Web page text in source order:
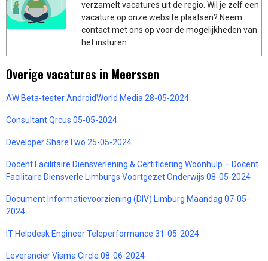
verzamelt vacatures uit de regio. Wil je zelf een
vacature op onze website plaatsen? Neem
contact met ons op voor de mogelijkheden van
het insturen.
Overige vacatures in Meerssen
AW Beta-tester AndroidWorld Media 28-05-2024
Consultant Qrcus 05-05-2024
Developer ShareTwo 25-05-2024
Docent Facilitaire Diensverlening & Certificering Woonhulp – Docent
Facilitaire Diensverle Limburgs Voortgezet Onderwijs 08-05-2024
Document Informatievoorziening (DIV) Limburg Maandag 07-05-
2024
IT Helpdesk Engineer Teleperformance 31-05-2024
Leverancier Visma Circle 08-06-2024